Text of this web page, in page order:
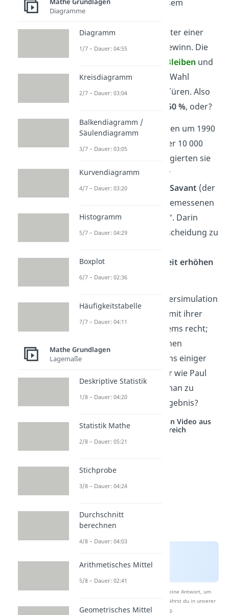
Schließlich gibt es zu diesem
verschlossene Türen. Hinter einer
verbirgt sich der Hauptgewinn. Die
Bleiben und
Wechselnentspricht der Wahl
zwischen diesen beiden Türen. Also
50 %, oder?
Dieser Überzeugung waren um 1990
auch die Autoren von über 10 000
Leserbriefen. Empört reagierten sie
auf einen Beitrag von der
KolumnistinMarilyn vos Savant (der
Frau mit dem höchsten gemessenen
IQ!) im Magazin „Parade“. Darin
erklärte sie, dass die Entscheidung zu
Gewinnwahrscheinlichkeit erhöhen
würde!
Wie sich in einer Computersimulation
herausstellte, behielt sie mit ihrer
Lösung
des Ziegenproblems recht;
entgegen dem anfänglichen
Misstrauen — auch seitens einiger
berühmter Mathematiker wie Paul
Erdös. Aber wie kommt man zu
diesem verblüffenden Ergebnis?
Studyflix vernetzt: Hier ein Video aus
einem anderen Bereich
Nach Beantwortung speichern wir deine Antwort, um
Studyflix zu verbessern. Mehr dazu erfährst du in unserer
Datenschutzerklärung.
Diagramme
Diagramm
1/7 – Dauer: 04:55
Kreisdiagramm
2/7 – Dauer: 03:04
Balkendiagramm /
Säulendiagramm
3/7 – Dauer: 03:05
Kurvendiagramm
4/7 – Dauer: 03:20
Histogramm
5/7 – Dauer: 04:29
Boxplot
6/7 – Dauer: 02:36
Häufigkeitstabelle
7/7 – Dauer: 04:11
Mathe Grundlagen
Lagemaße
Deskriptive Statistik
1/8 – Dauer: 04:20
Statistik Mathe
2/8 – Dauer: 05:21
Stichprobe
3/8 – Dauer: 04:24
Durchschnitt
berechnen
4/8 – Dauer: 04:03
Arithmetisches Mittel
5/8 – Dauer: 02:41
Geometrisches Mittel